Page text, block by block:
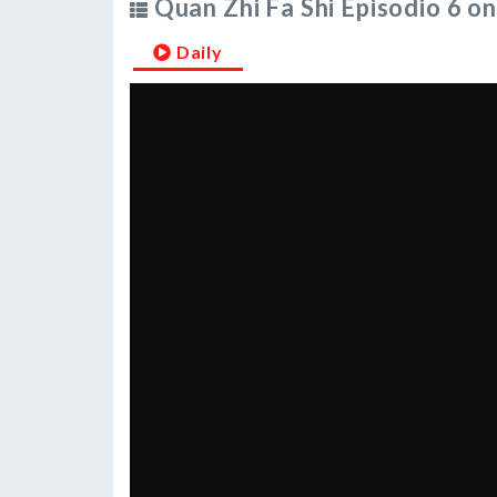
Quan Zhi Fa Shi Episodio 6
Daily